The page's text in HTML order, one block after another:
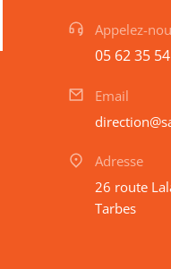
Appelez-
05 62 35
Email
Adresse
26 route
Tarbes